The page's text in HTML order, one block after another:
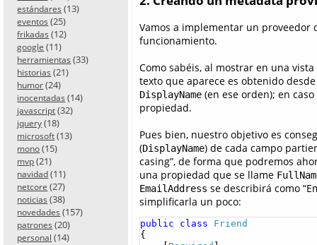
estándares (13)
eventos (25)
frikadas (12)
google (11)
herramientas (33)
historias (21)
humor (24)
inocentadas (14)
javascript (32)
jquery (18)
microsoft (13)
mono (15)
mvp (21)
navidad (11)
netcore (27)
noticias (38)
novedades (157)
patrones (20)
personal (14)
Vamos a implementar un
funcionamiento.
Como sabéis, al mostrar en una
texto que aparece es obtenido
DisplayName (en ese orden); en
propiedad.
Pues bien, nuestro objetivo es
(DisplayName) de cada campo
casing”, de forma que podremos
una propiedad que se llame
EmailAddress se describirá como
simplificarla un poco:
public class
Friend
{